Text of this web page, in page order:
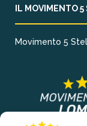
IL MOVIMENTO
Movimento 5